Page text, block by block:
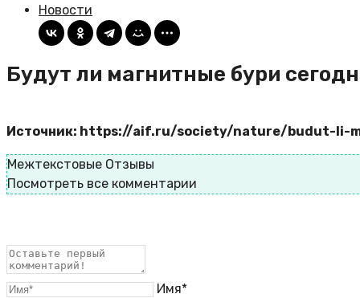
Новости
Будут ли магнитные бури
Источник: https://aif.ru/society/nature/budut-li-
Межтекстовые Отзывы
Посмотреть все комментарии
Имя*